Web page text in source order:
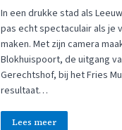
In een drukke stad als
pas echt spectaculair als je
maken. Met zijn camera
Blokhuispoort, de uitgang
Gerechtshof, bij het Fries
resultaat…
Lees meer